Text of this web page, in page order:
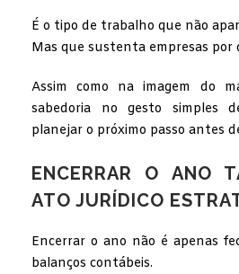
É o tipo de trabalho que não
Mas que sustenta empresas por
Assim como na imagem do
sabedoria no gesto simples
planejar o próximo passo antes
ENCERRAR O ANO
ATO JURÍDICO
Encerrar o ano não é apenas
balanços contábeis.